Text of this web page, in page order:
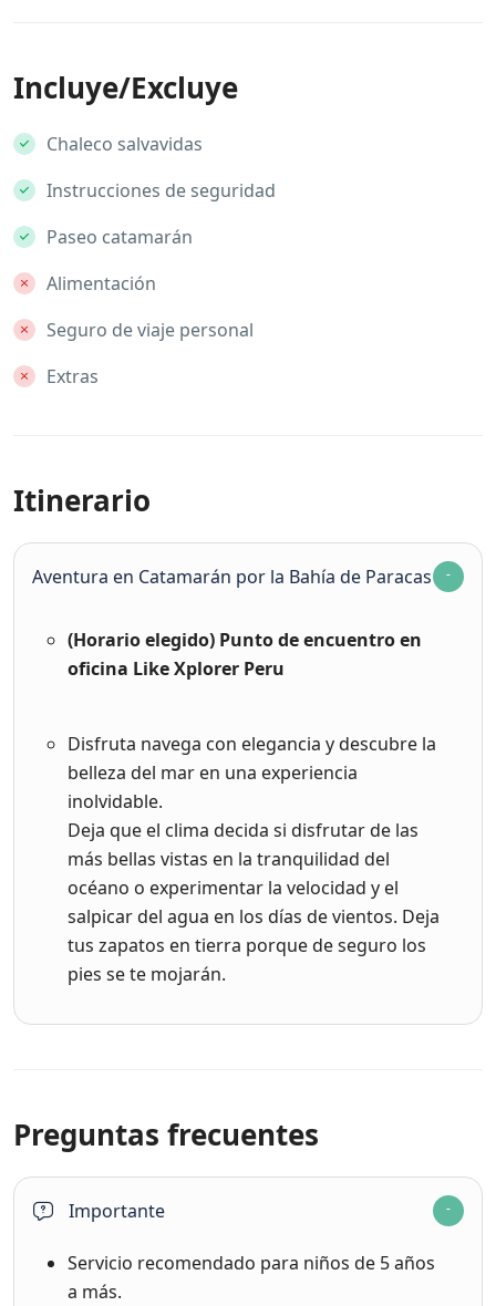
Incluye/Excluye
Chaleco salvavidas
Instrucciones de seguridad
Paseo catamarán
Alimentación
Seguro de viaje personal
Extras
Itinerario
Aventura en Catamarán por la Bahía de Paracas
(Horario elegido) Punto de encuentro en
oficina Like Xplorer Peru
Disfruta navega con elegancia y descubre la
belleza del mar en una experiencia
inolvidable.
Deja que el clima decida si disfrutar de las
más bellas vistas en la tranquilidad del
océano o experimentar la velocidad y el
salpicar del agua en los días de vientos. Deja
tus zapatos en tierra porque de seguro los
pies se te mojarán.
Preguntas frecuentes
Importante
Servicio recomendado para niños de 5 años
a más.